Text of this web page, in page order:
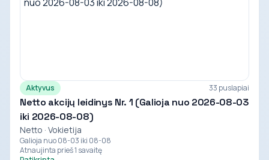
Aktyvus 33 puslapiai
Netto akcijų leidinys Nr. 1 (Galioja nuo 2026-08-03
iki 2026-08-08)
Netto · Vokietija
Galioja nuo 08-03 iki 08-08
Atnaujinta prieš 1 savaitę